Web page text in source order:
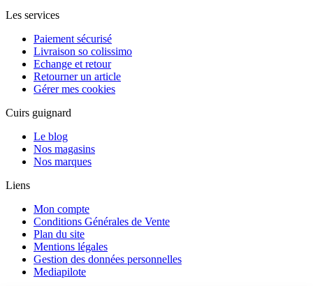
Les services
Paiement sécurisé
Livraison so colissimo
Echange et retour
Retourner un article
Gérer mes cookies
Cuirs guignard
Le blog
Nos magasins
Nos marques
Liens
Mon compte
Conditions Générales de Vente
Plan du site
Mentions légales
Gestion des données personnelles
Mediapilote